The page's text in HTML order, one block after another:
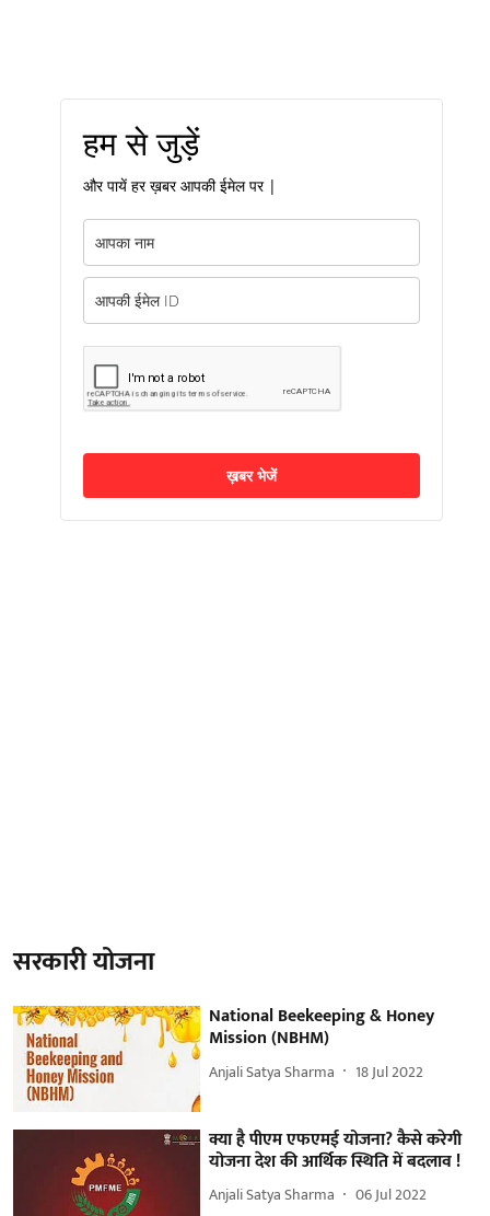
हम से जुड़ें
और पायें हर ख़बर आपकी ईमेल पर |
ख़बर भेजें
सरकारी योजना
National Beekeeping & Honey
Mission (NBHM)
Anjali Satya Sharma 18 Jul 2022
क्या है पीएम एफएमई योजना? कैसे करेगी
योजना देश की आर्थिक स्थिति में बदलाव !
Anjali Satya Sharma 06 Jul 2022